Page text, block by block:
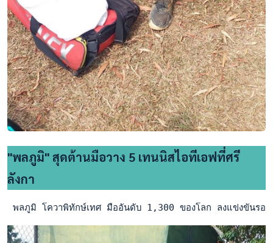
"พลภูมิ" สุดต้านมือวาง 5 เทนนิสไอทีเอฟที่ศรี
ลังกา
พลภูมิ โควาพิทักษ์เทศ มืออันดับ 1,300 ของโลก ลงแข่งขันรอ